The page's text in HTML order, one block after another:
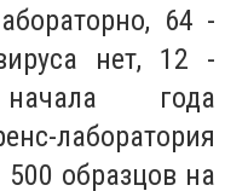
64 -
нет, 12 -
года
лаборатория
образцов на